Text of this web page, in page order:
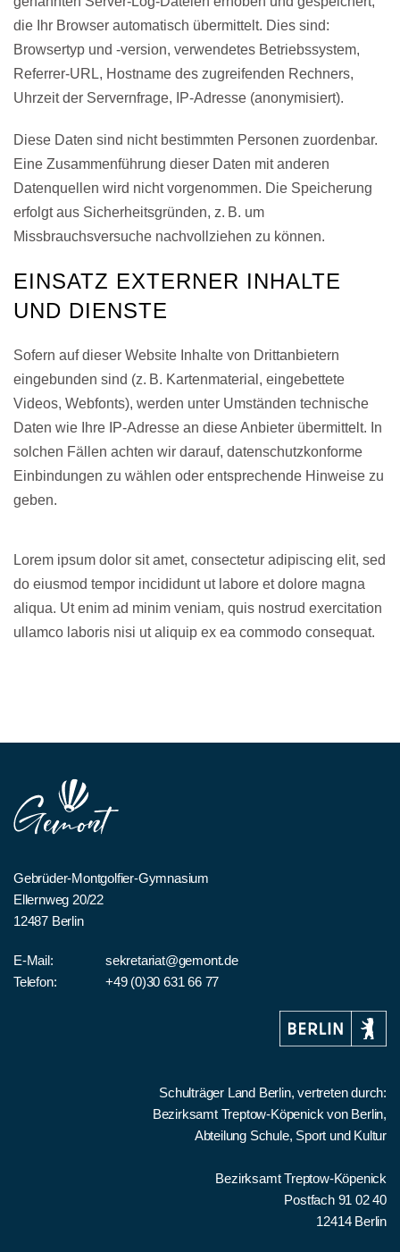
die Ihr Browser automatisch übermittelt. Dies sind:
Browsertyp und -version, verwendetes Betriebssystem,
Referrer-URL, Hostname des zugreifenden Rechners,
Uhrzeit der Servernfrage, IP-Adresse (anonymisiert).
Diese Daten sind nicht bestimmten Personen zuordenbar.
Eine Zusammenführung dieser Daten mit anderen
Datenquellen wird nicht vorgenommen. Die Speicherung
erfolgt aus Sicherheitsgründen, z. B. um
Missbrauchsversuche nachvollziehen zu können.
EINSATZ EXTERNER INHALTE
UND DIENSTE
Sofern auf dieser Website Inhalte von Drittanbietern
eingebunden sind (z. B. Kartenmaterial, eingebettete
Videos, Webfonts), werden unter Umständen technische
Daten wie Ihre IP-Adresse an diese Anbieter übermittelt. In
solchen Fällen achten wir darauf, datenschutzkonforme
Einbindungen zu wählen oder entsprechende Hinweise zu
geben.
Lorem ipsum dolor sit amet, consectetur adipiscing elit, sed
do eiusmod tempor incididunt ut labore et dolore magna
aliqua. Ut enim ad minim veniam, quis nostrud exercitation
ullamco laboris nisi ut aliquip ex ea commodo consequat.
Gebrüder-Montgolfier-Gymnasium
Ellernweg 20/22
12487 Berlin
E-Mail:
sekretariat@gemont.de
Telefon:
+49 (0)30 631 66 77
Schulträger Land Berlin, vertreten durch:
Bezirksamt Treptow-Köpenick von Berlin,
Abteilung Schule, Sport und Kultur
Bezirksamt Treptow-Köpenick
Postfach 91 02 40
12414 Berlin